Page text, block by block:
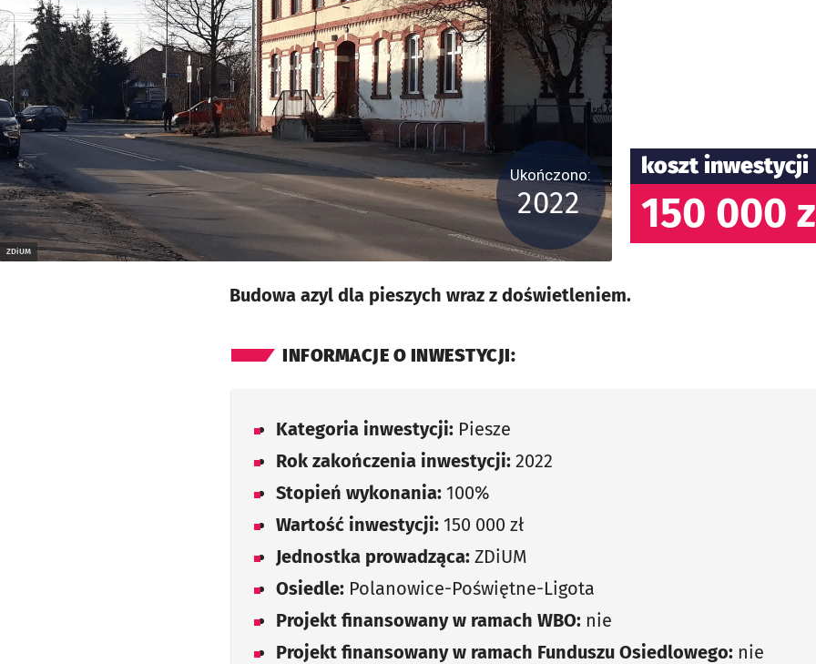
ZDiUM
Ukończono:
2022
koszt inwestycji
150 000
Budowa azyl dla pieszych wraz z doświetleniem.
INFORMACJE O INWESTYCJI:
Kategoria inwestycji: Piesze
Rok zakończenia inwestycji: 2022
Stopień wykonania: 100%
Wartość inwestycji: 150 000 zł
Jednostka prowadząca: ZDiUM
Osiedle: Polanowice-Poświętne-Ligota
Projekt finansowany w ramach WBO: nie
Projekt finansowany w ramach Funduszu Osiedlowego: nie